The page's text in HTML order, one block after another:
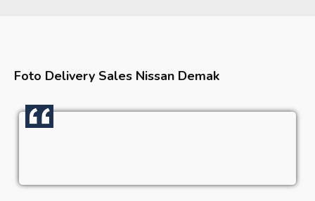
Foto Delivery Sales Nissan Demak